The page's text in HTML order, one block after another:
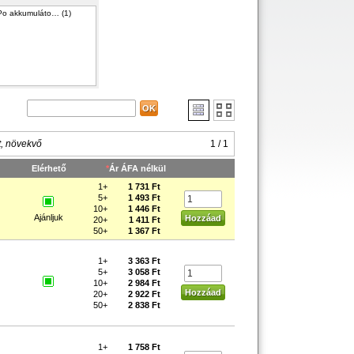
akkumuláto… (1)
növekvő 1 / 1
Elérhető *Ár ÁFA nélkül
Ajánljuk
1+
1 731 Ft
5+
1 493 Ft
10+
1 446 Ft
20+
1 411 Ft
50+
1 367 Ft
1+
3 363 Ft
5+
3 058 Ft
10+
2 984 Ft
20+
2 922 Ft
50+
2 838 Ft
1+
1 758 Ft